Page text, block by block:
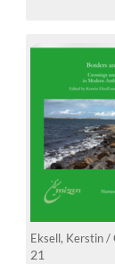
Eksell, Kerstin /
21